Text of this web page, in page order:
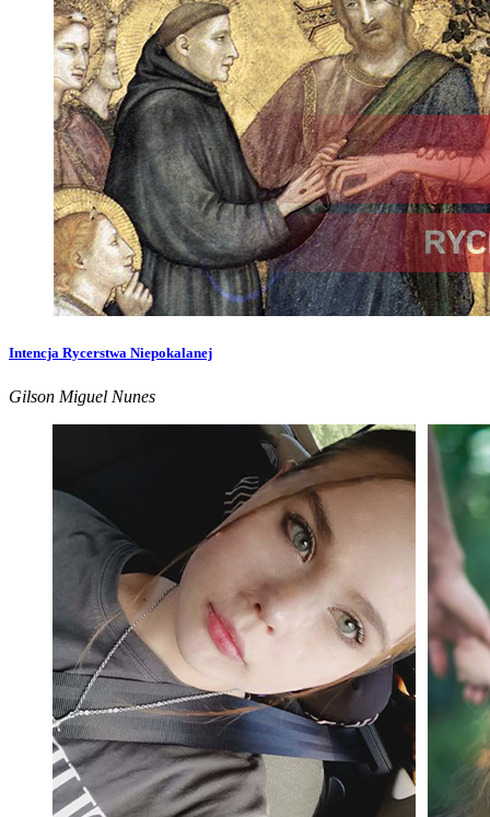
Intencja Rycerstwa Niepokalanej
Gilson Miguel Nunes